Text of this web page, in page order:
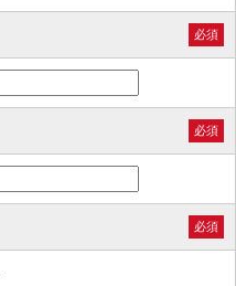
必須
必須
必須